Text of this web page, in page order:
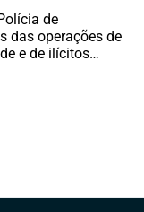
de
das operações de
e de ilícitos…